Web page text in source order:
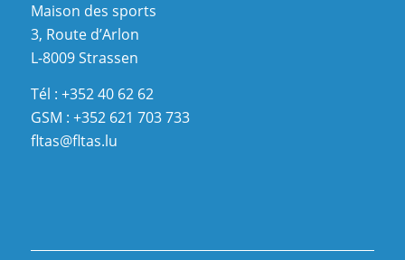
Maison des sports
3, Route d’Arlon
L-8009 Strassen
Tél : +352 40 62 62
GSM : +352 621 703 733
fltas@fltas.lu